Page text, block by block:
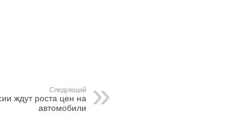
Следующий
ждут роста цен на
автомобили